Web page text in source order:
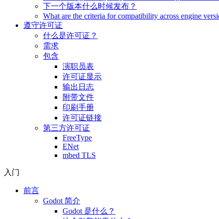
下一个版本什么时候发布？
What are the criteria for compatibility across engine
遵守许可证
什么是许可证？
需求
包含
演职员表
许可证显示
输出日志
附带文件
印刷手册
许可证链接
第三方许可证
FreeType
ENet
mbed TLS
入门
前言
Godot 简介
Godot 是什么？